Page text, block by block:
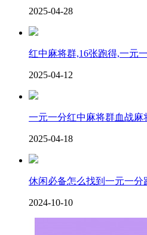
2025-04-28
红中麻将群,16张跑得,一元
2025-04-12
一元一分红中麻将群血战麻
2025-04-18
休闲必备怎么找到一元一分
2024-10-10